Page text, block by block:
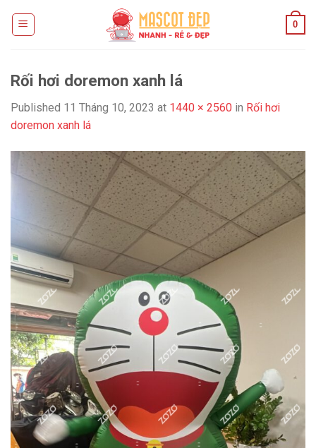
0
Rối hơi doremon xanh lá
Published 11 Tháng 10, 2023 at 1440 × 2560 in Rối hơi
doremon xanh lá